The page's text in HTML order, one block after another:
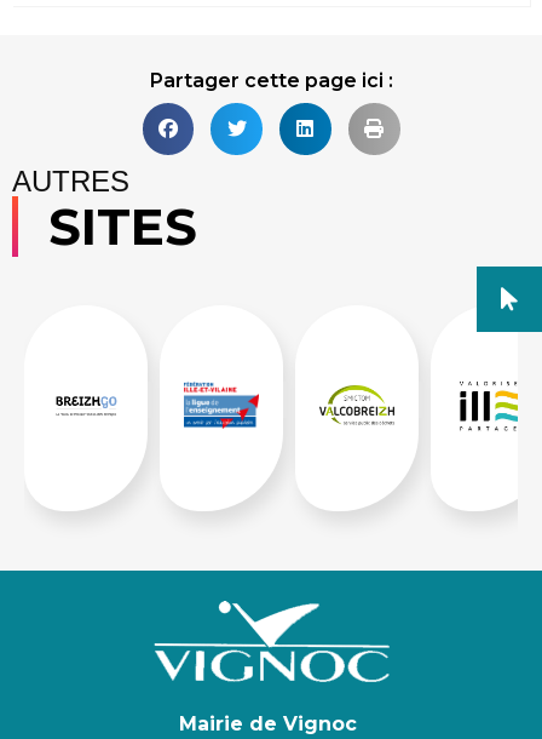
Partager cette page ici :
AUTRES
SITES
Mairie de Vignoc